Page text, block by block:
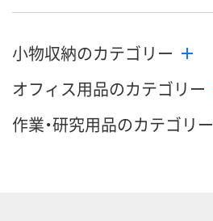
小物収納のカテゴリー
オフィス用品のカテゴリー
作業・研究用品のカテゴリー